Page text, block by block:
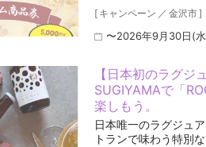
[ キャンペーン ／ 金沢市]
〜2026年9月30日(
【日本初のラグ
SUGIYAMAで「
楽しもう。
日本唯一のラグジュ
トランで味わう特別な